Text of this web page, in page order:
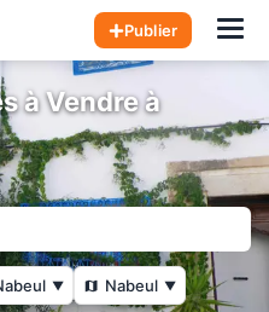
Publier
à Vendre à
▼ Nabeul ▼